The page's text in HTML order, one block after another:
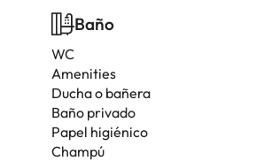
Baño
WC
Amenities
Ducha o bañera
Baño privado
Papel higiénico
Champú